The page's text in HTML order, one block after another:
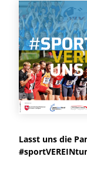
Lasst uns die